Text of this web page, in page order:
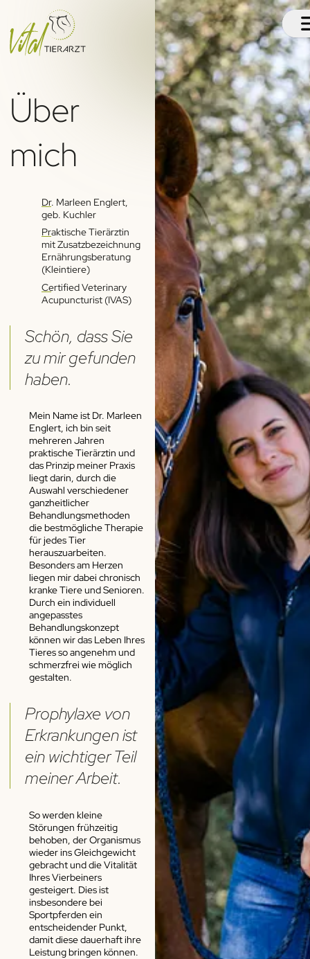
|
Über
mich
Dr. Marleen Englert,
geb. Kuchler
Praktische Tierärztin
mit Zusatzbezeichnung
Ernährungsberatung
(Kleintiere)
Certified Veterinary
Acupuncturist (IVAS)
Schön, dass Sie
zu mir gefunden
haben.
Mein Name ist Dr. Marleen
Englert, ich bin seit
mehreren Jahren
praktische Tierärztin und
das Prinzip meiner Praxis
liegt darin, durch die
Auswahl verschiedener
ganzheitlicher
Behandlungsmethoden
die bestmögliche Therapie
für jedes Tier
herauszuarbeiten.
Besonders am Herzen
liegen mir dabei chronisch
kranke Tiere und Senioren.
Durch ein individuell
angepasstes
Behandlungskonzept
können wir das Leben Ihres
Tieres so angenehm und
schmerzfrei wie möglich
gestalten.
Prophylaxe von
Erkrankungen ist
ein wichtiger Teil
meiner Arbeit.
So werden kleine
Störungen frühzeitig
behoben, der Organismus
wieder ins Gleichgewicht
gebracht und die Vitalität
Ihres Vierbeiners
gesteigert. Dies ist
insbesondere bei
Sportpferden ein
entscheidender Punkt,
damit diese dauerhaft ihre
Leistung bringen können.